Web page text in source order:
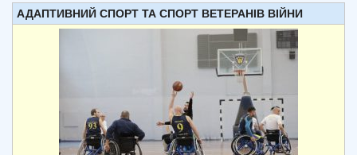
АДАПТИВНИЙ СПОРТ ТА СПОРТ ВЕТЕРАНІВ ВІЙНИ